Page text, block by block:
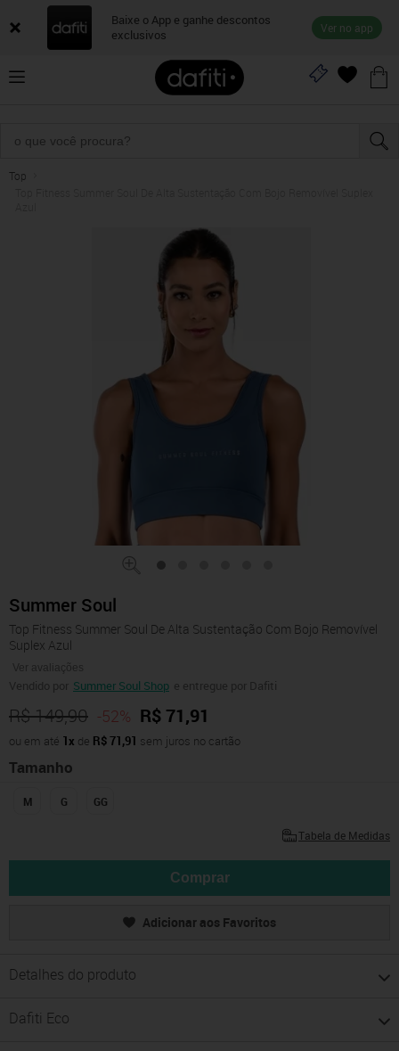
Baixe o App e ganhe descontos
exclusivos
Ver no app
Top
Summer Soul
Top Fitness Summer Soul De Alta Sustentação Com Bojo Removível
Suplex Azul
Ver avaliações
Vendido por Summer Soul Shop e entregue por Dafiti
R$ 149,90 -52% R$ 71,91
ou em até 1x de R$ 71,91 sem juros no cartão
Tamanho
M G GG
Tabela de Medidas
Comprar
Adicionar aos Favoritos
Detalhes do produto
Dafiti Eco